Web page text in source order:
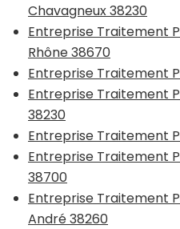
Chavagneux 38230
Entreprise Traitement
Rhône 38670
Entreprise Traitement
Entreprise Traitement
38230
Entreprise Traitement
Entreprise Traitement
38700
Entreprise Traitement
André 38260